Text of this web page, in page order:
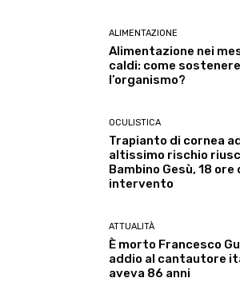
ALIMENTAZIONE
Alimentazione nei
caldi: come sostenere
l’organismo?
OCULISTICA
Trapianto di cornea
altissimo rischio
Bambino Gesù, 18 ore
intervento
ATTUALITÀ
È morto Francesco
addio al cantautore
aveva 86 anni